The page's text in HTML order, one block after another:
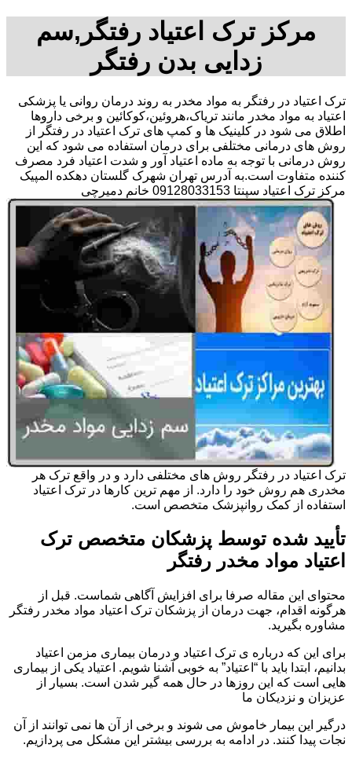
مرکز ترک اعتیاد رفتگر,سم
زدایی بدن رفتگر
ترک اعتیاد در رفتگر به مواد مخدر به روند درمان روانی یا پزشکی
اعتیاد به مواد مخدر مانند تریاک،هروئین،کوکائین و برخی داروها
اطلاق می شود در کلینیک ها و کمپ های ترک اعتیاد در رفتگر از
روش های درمانی مختلفی برای درمان استفاده می شود که این
روش درمانی با توجه به ماده اعتیاد آور و شدت اعتیاد فرد مصرف
کننده متفاوت است.به آدرس تهران شهرک گلستان دهکده المپیک
مرکز ترک اعتیاد سپنتا 09128033153 خانم دمیرچی
ترک اعتیاد در رفتگر روش های مختلفی دارد و در واقع ترک هر
مخدری هم روش خود را دارد. از مهم ترین کارها در ترک اعتیاد
استفاده از کمک روانپزشک متخصص است.
تأیید شده توسط پزشکان متخصص ترک
اعتیاد مواد مخدر رفتگر
محتوای این مقاله صرفا برای افزایش آگاهی شماست. قبل از
هرگونه اقدام، جهت درمان از پزشکان ترک اعتیاد مواد مخدر رفتگر
مشاوره بگیرید.
برای این که درباره ی ترک اعتیاد و درمان بیماری مزمن اعتیاد
بدانیم، ابتدا باید با “اعتیاد” به خوبی آشنا شویم. اعتیاد یکی از بیماری
هایی است که این روزها در حال همه گیر شدن است. بسیار از
عزیزان و نزدیکان ما
درگیر این بیمار خاموش می شوند و برخی از آن ها نمی توانند از آن
نجات پیدا کنند. در ادامه به بررسی بیشتر این مشکل می پردازیم.